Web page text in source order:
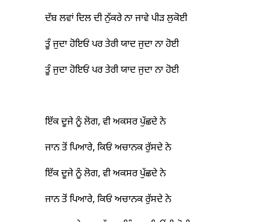
ਦੱਬ ਲਵਾਂ ਦਿਲ ਦੀ ਨੁੱਕਰੇ ਨਾ ਜਾਵੇ ਪੀੜ ਲੁਕੋਈ
ਤੂੰ ਜੁਦਾ ਹੋਇਓਂ ਪਰ ਤੇਰੀ ਯਾਦ ਜੁਦਾ ਨਾ ਹੋਈ
ਤੂੰ ਜੁਦਾ ਹੋਇਓਂ ਪਰ ਤੇਰੀ ਯਾਦ ਜੁਦਾ ਨਾ ਹੋਈ
ਇੱਕ ਦੂਜੇ ਨੂੰ ਲੋਗ, ਵੀ ਅਕਸਰ ਪੁੱਛਦੇ ਨੇ
ਜਾਨ ਤੋਂ ਪਿਆਰੇ, ਕਿਓਂ ਅਚਾਨਕ ਰੁੱਸਦੇ ਨੇ
ਇੱਕ ਦੂਜੇ ਨੂੰ ਲੋਗ, ਵੀ ਅਕਸਰ ਪੁੱਛਦੇ ਨੇ
ਜਾਨ ਤੋਂ ਪਿਆਰੇ, ਕਿਓਂ ਅਚਾਨਕ ਰੁੱਸਦੇ ਨੇ